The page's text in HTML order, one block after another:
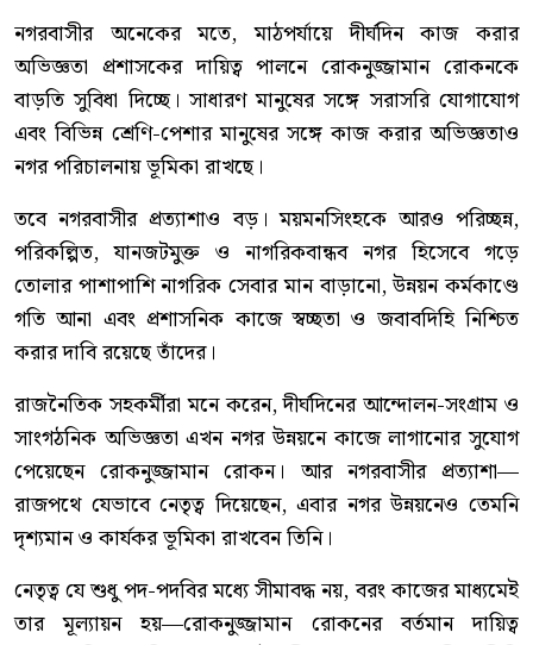
নগরবাসীর অনেকের মতে, মাঠপর্যায়ে দীর্ঘদিন কাজ করার
অভিজ্ঞতা প্রশাসকের দায়িত্ব পালনে রোকনুজ্জামান রোকনকে
বাড়তি সুবিধা দিচ্ছে। সাধারণ মানুষের সঙ্গে সরাসরি যোগাযোগ
এবং বিভিন্ন শ্রেণি-পেশার মানুষের সঙ্গে কাজ করার অভিজ্ঞতাও
নগর পরিচালনায় ভূমিকা রাখছে।
তবে নগরবাসীর প্রত্যাশাও বড়। ময়মনসিংহকে আরও পরিচ্ছন্ন,
পরিকল্পিত, যানজটমুক্ত ও নাগরিকবান্ধব নগর হিসেবে গড়ে
তোলার পাশাপাশি নাগরিক সেবার মান বাড়ানো, উন্নয়ন কর্মকাণ্ডে
গতি আনা এবং প্রশাসনিক কাজে স্বচ্ছতা ও জবাবদিহি নিশ্চিত
করার দাবি রয়েছে তাঁদের।
রাজনৈতিক সহকর্মীরা মনে করেন, দীর্ঘদিনের আন্দোলন-সংগ্রাম ও
সাংগঠনিক অভিজ্ঞতা এখন নগর উন্নয়নে কাজে লাগানোর সুযোগ
পেয়েছেন রোকনুজ্জামান রোকন। আর নগরবাসীর প্রত্যাশা—
রাজপথে যেভাবে নেতৃত্ব দিয়েছেন, এবার নগর উন্নয়নেও তেমনি
দৃশ্যমান ও কার্যকর ভূমিকা রাখবেন তিনি।
নেতৃত্ব যে শুধু পদ-পদবির মধ্যে সীমাবদ্ধ নয়, বরং কাজের মাধ্যমেই
তার মূল্যায়ন হয়—রোকনুজ্জামান রোকনের বর্তমান দায়িত্ব